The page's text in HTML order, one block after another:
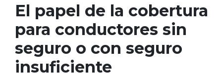
El papel de la cobertura
para conductores sin
seguro o con seguro
insuficiente